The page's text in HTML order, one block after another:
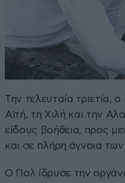
Την τελευταία τριετία,
Αϊτή, τη Χιλή και την
είδους βοήθεια, προς
και σε πλήρη άγνοια
Ο Πολ ίδρυσε την